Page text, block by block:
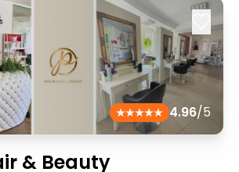
4.96/5
& Beauty